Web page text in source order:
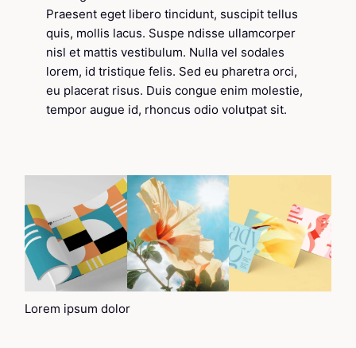
Praesent eget libero tincidunt, suscipit tellus
quis, mollis lacus. Suspe ndisse ullamcorper
nisl et mattis vestibulum. Nulla vel sodales
lorem, id tristique felis. Sed eu pharetra orci,
eu placerat risus. Duis congue enim molestie,
tempor augue id, rhoncus odio volutpat sit.
Lorem ipsum dolor